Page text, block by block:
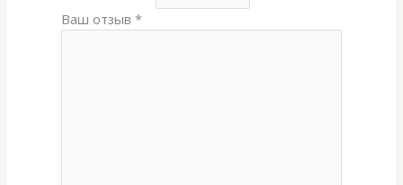
Ваш отзыв*